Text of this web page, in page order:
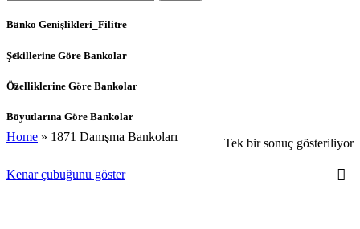
Banko Genişlikleri_Filitre
Şekillerine Göre Bankolar
Özelliklerine Göre Bankolar
Boyutlarına Göre Bankolar
Home » 1871 Danışma Bankoları Tek bir sonuç gösteriliyor
Kenar çubuğunu göster